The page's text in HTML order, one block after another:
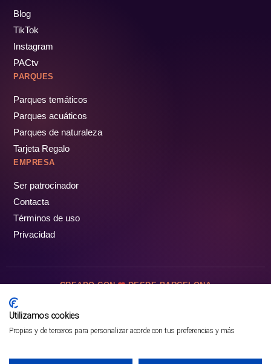
Blog
TikTok
Instagram
PACtv
PARQUES
Parques temáticos
Parques acuáticos
Parques de naturaleza
Tarjeta Regalo
EMPRESA
Ser patrocinador
Contacta
Términos de uso
Privacidad
CREADO CON DESDE BARCELONA
Utilizamos cookies
Propias y de terceros para personalizar acorde con tus preferencias y más